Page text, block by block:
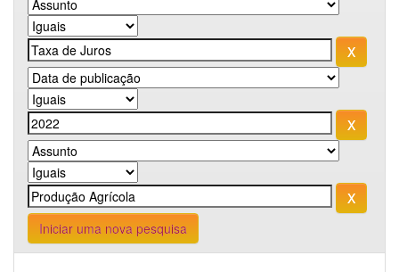
Iniciar uma nova pesquisa